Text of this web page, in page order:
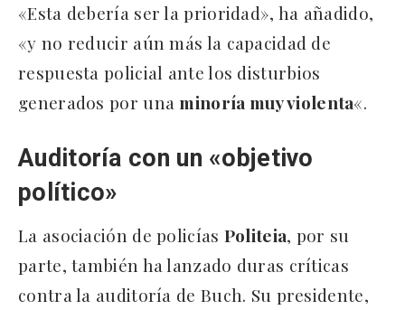
«Esta debería ser la prioridad», ha añadido,
«y no reducir aún más la capacidad de
respuesta policial ante los disturbios
generados por una minoría muy violenta«.
Auditoría con un «objetivo
político»
La asociación de policías Politeia, por su
parte, también ha lanzado duras críticas
contra la auditoría de Buch. Su presidente,